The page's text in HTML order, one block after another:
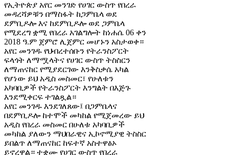
የኢትዮጵያ አየር መንገድ የሀገር ውስጥ የበረራ
መዳረሻዎቹን በማስፋት ከጋምቤላ ወደ
ደምቢዶሎ እና ከደምቢዶሎ ወደ ጋምቤላ
የሚደረግ ቋሚ የበረራ አገልግሎት ከነሐሴ 06 ቀን
2018 ዓ.ም ጀምሮ ሊጀምር መሆኑን አስታወቀ።
አየር መንገዱ የህብረተሰቡን የትራንስፖርት
ፍላጎት ለማሟላትና የሀገር ውስጥ ትስስርን
ለማጠናከር የሚያደርገው እንቅስቃሴ አካል
የሆነው ይህ አዲስ መስመር፣ የሁለቱን
አካባቢዎች የትራንስፖርት እንግልት በእጅጉ
እንደሚቀርፍ ተገልጿል።
አየር መንገዱ እንደገለጸው፤ በጋምቤላና
በደምቢዶሎ ከተሞች መካከል የሚጀመረው ይህ
አዲስ የበረራ መስመር በሁለቱ አካባቢዎች
መካከል ያለውን ማህበራዊና ኢኮኖሚያዊ ትስስር
ይበልጥ ለማጠናከር ከፍተኛ አስተዋፅኦ
ይኖረዋል። ተቋሙ የሀገር ውስጥ የበረራ